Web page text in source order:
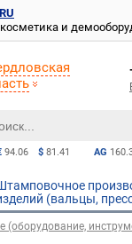
и
AG
94.06 $ 81.41
(вальцы,
(оборудование,